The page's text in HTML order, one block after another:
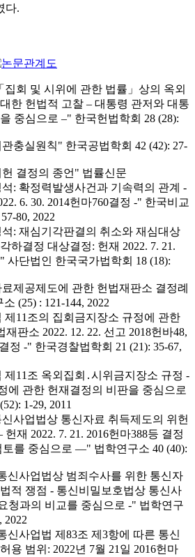
다.
집회 및 시위에 관한 법률」상의 옥외
한 헌법적 고찰 – 대통령 관저와 대통
중심으로 –" 한국헌법학회 28 (28):
충실원칙" 한국공법학회 42 (42): 27-
결정의 종언" 법률신문
: 확정력발생사건과 기속력의 관계 -
6. 30. 2014헌마760결정 -" 한국비교
80, 2022
: 재심기각판결의 취소와 재심대상
하결정 대상결정: 헌재 2022. 7. 21.
사단법인 한국국가법학회 18 (18):
제공제도에 관한 헌법재판소 결정례
(25) : 121-144, 2022
제11조의 집회금지장소 규정에 관한
판소 2022. 12. 22. 선고 2018헌바48,
정 -" 한국경찰법학회 21 (21): 35-67,
제11조 옥외집회․시위금지장소 규정 -
에 관한 헌재결정의 비판을 중심으로
1-29, 2011
사업법상 통신자료 취득제도의 위헌
재 2022. 7. 21. 2016헌마388등 결정
토를 중심으로 —" 법학연구소 40 (40):
신사업법상 범죄수사를 위한 통신자
적 쟁점 - 통신비밀보호법상 통신사
청과의 비교를 중심으로 -" 법학연구
2022
신사업법 제83조 제3항에 따른 통신
용 범위: 2022년 7월 21일 2016헌마